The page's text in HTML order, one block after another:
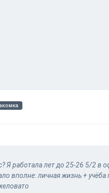
Я работала лет до 25-26 5/2 в
вполне: личная жизнь +